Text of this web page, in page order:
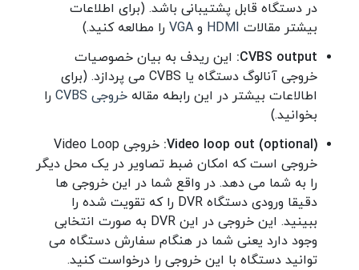
در دستگاه قابل پشتیبانی باشد. (برای اطلاعات
بیشتر مقالات HDMI و VGA را مطالعه کنید.)
CVBS output: این ریدف به بیان خصوصیات
خروجی آنالوگ دستگاه یا CVBS می پردازد. (برای
اطالاعات بیشتر در این رابطه مقاله خروجی CVBS
را
بخوانید.)
(Video loop out (optional:
خروجی Video Loop
خروجی است که امکان ضبط تصاویر در یک محل دیگر
را به شما می دهد. در واقع شما در این خروجی ها
دقیقا ورودی دستگاه DVR را که تقویت شده را
ببینید. این خروجی در این DVR به صورت انتخابی
وجود دارد یعنی شما در هنگام سفارش دستگاه می
توانید دستگاه با این خروجی را درخواست کنید.